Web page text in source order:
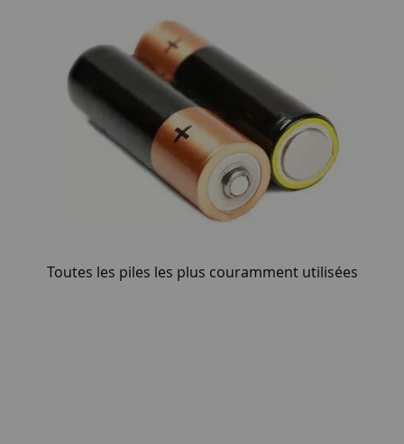
Toutes les piles les plus couramment utilisées